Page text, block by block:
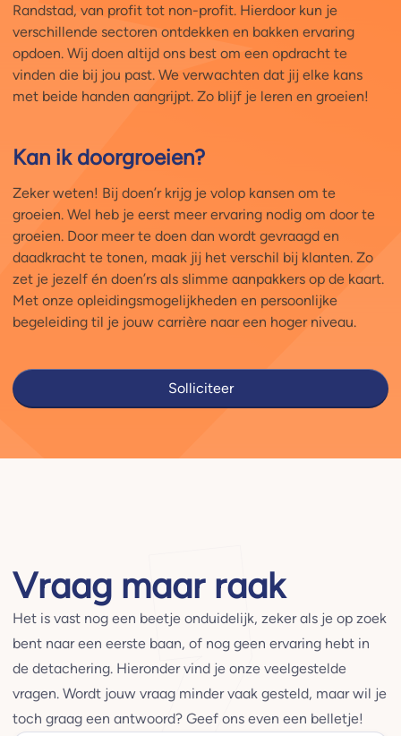
Randstad, van profit tot non-profit. Hierdoor kun je
verschillende sectoren ontdekken en bakken ervaring
opdoen. Wij doen altijd ons best om een opdracht te
vinden die bij jou past. We verwachten dat jij elke kans
met beide handen aangrijpt. Zo blijf je leren en groeien!
Kan ik doorgroeien?
Zeker weten! Bij doen’r krijg je volop kansen om te
groeien. Wel heb je eerst meer ervaring nodig om door te
groeien. Door meer te doen dan wordt gevraagd en
daadkracht te tonen, maak jij het verschil bij klanten. Zo
zet je jezelf én doen’rs als slimme aanpakkers op de kaart.
Met onze opleidingsmogelijkheden en persoonlijke
begeleiding til je jouw carrière naar een hoger niveau.
Solliciteer
Vraag maar raak
Het is vast nog een beetje onduidelijk, zeker als je op zoek
bent naar een eerste baan, of nog geen ervaring hebt in
de detachering. Hieronder vind je onze veelgestelde
vragen. Wordt jouw vraag minder vaak gesteld, maar wil je
toch graag een antwoord? Geef ons even een belletje!